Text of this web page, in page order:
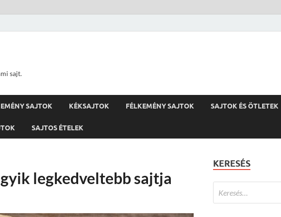
sajt.
SAJTOK KÉKSAJTOK FÉLKEMÉNY SAJTOK SAJTOK ÉS ÖTLETEK
SAJTOS ÉTELEK
legkedveltebb sajtja
KERESÉS